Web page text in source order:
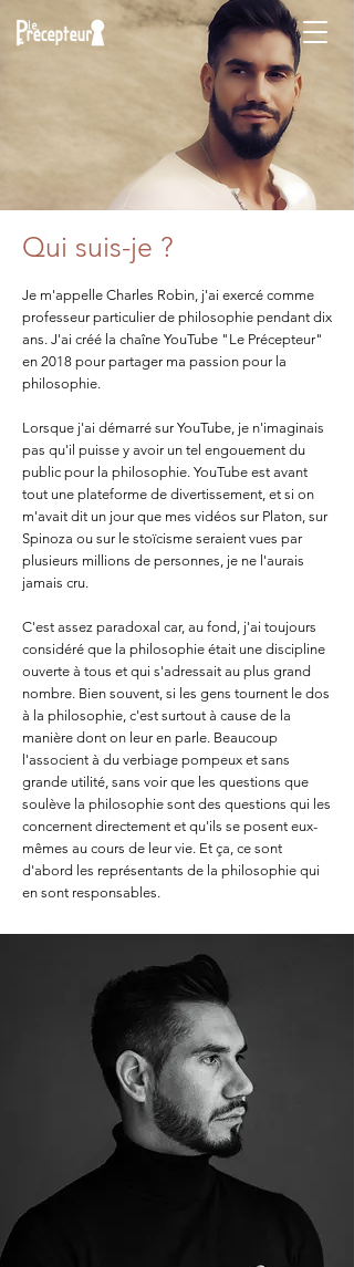
Qui suis-je ?
Je m'appelle Charles Robin, j'ai exercé comme
professeur particulier de philosophie pendant dix
ans. J'ai créé la chaîne YouTube "Le Précepteur"
en 2018 pour partager ma passion pour la
philosophie.
Lorsque j'ai démarré sur YouTube, je n'imaginais
pas qu'il puisse y avoir un tel engouement du
public pour la philosophie. YouTube est avant
tout une plateforme de divertissement, et si on
m'avait dit un jour que mes vidéos sur Platon, sur
Spinoza ou sur le stoïcisme seraient vues par
plusieurs millions de personnes, je ne l'aurais
jamais cru.
C'est assez paradoxal car, au fond, j'ai toujours
considéré que la philosophie était une discipline
ouverte à tous et qui s'adressait au plus grand
nombre. Bien souvent, si les gens tournent le dos
à la philosophie, c'est surtout à cause de la
manière dont on leur en parle. Beaucoup
l'associent à du verbiage pompeux et sans
grande utilité, sans voir que les questions que
soulève la philosophie sont des questions qui les
concernent directement et qu'ils se posent eux-
mêmes au cours de leur vie. Et ça, ce sont
d'abord les représentants de la philosophie qui
en sont responsables.